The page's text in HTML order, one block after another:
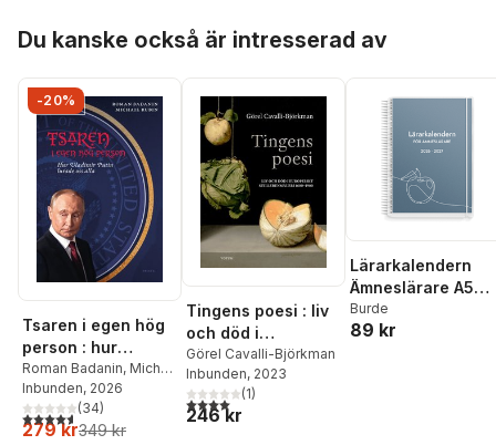
Kylsberg
Perers,Lisen Tamm,
Elisabeth Westin Berg
Du kanske också är intresserad av
-20%
Tsaren i egen hög
person : hur
Vladimir Putin
lurade oss alla
Roman Badanin, Michail
Rubin
Inbunden, 2026
4,6utav 5 stjärnor. Totalt antal röster:
(34)
279 kr349 kr
Tingens poesi : liv
och död i
europeiskt
stillebenmåleri
1600-1900
Görel Cavalli-Björkman
Inbunden, 2023
4,0utav 5 stjärnor. Totalt antal röster:
(1)
246 kr
Lärarkalendern
Ämneslärare A5
2026-2027
Burde
89 kr